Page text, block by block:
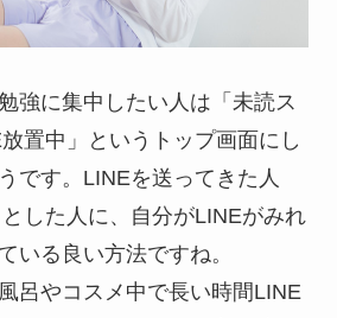
強に集中したい人は「未読ス
置中」というトップ画面にし
です。LINEを送ってきた人
した人に、自分がLINEがみれ
いる良い方法ですね。
呂やコスメ中で長い時間LINE